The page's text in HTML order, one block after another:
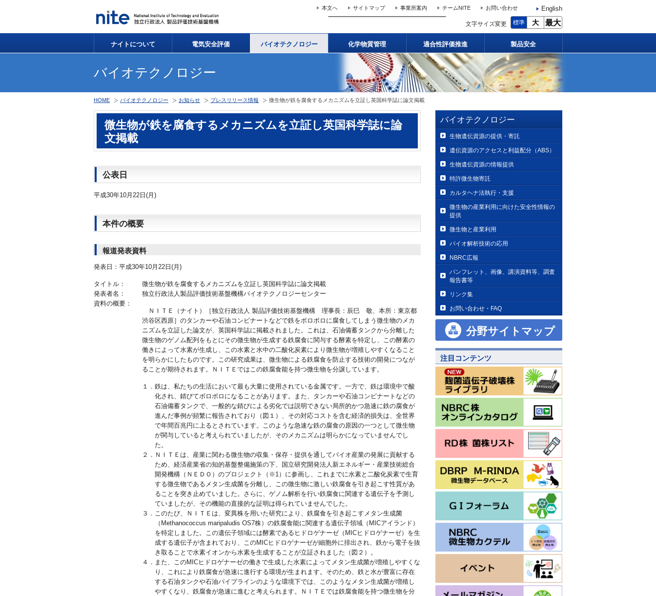
本文へ サイトマップ 事業所案内 チームNITE お問い合わせ English
文字サイズ変更 標準 大 最大
ナイトについて 電気安全評価 バイオテクノロジー 化学物質管理 適合性評価推進 製品安全
バイオテクノロジー
HOME バイオテクノロジー お知らせ プレスリリース情報 微生物が鉄を腐食するメカニズムを立証し英国科学誌に論文掲載
微生物が鉄を腐食するメカニズムを立証し英国科学誌に論
文掲載
公表日
平成30年10月22日(月)
本件の概要
報道発表資料
発表日：平成30年10月22日(月)
タイトル：
微生物が鉄を腐食するメカニズムを立証し英国科学誌に論文掲載
発表者名：
独立行政法人製品評価技術基盤機構バイオテクノロジーセンター
資料の概要：
ＮＩＴＥ（ナイト）［独立行政法人 製品評価技術基盤機構 理事長：辰巳 敬、本所：東京都
渋谷区西原］のタンカーや石油コンビナートなどで鉄をボロボロに腐食してしまう微生物のメカ
ニズムを立証した論文が、英国科学誌に掲載されました。これは、石油備蓄タンクから分離した
微生物のゲノム配列をもとにその微生物が生成する鉄腐食に関与する酵素を特定し、この酵素の
働きによって水素が生成し、この水素と水中の二酸化炭素により微生物が増殖しやすくなること
を明らかにしたものです。この研究成果は、微生物による鉄腐食を防止する技術の開発につなが
ることが期待されます。ＮＩＴＥではこの鉄腐食能を持つ微生物を分譲しています。
１．鉄は、私たちの生活において最も大量に使用されている金属です。一方で、鉄は環境中で酸
化され、錆びてボロボロになることがあります。また、タンカーや石油コンビナートなどの
石油備蓄タンクで、一般的な錆びによる劣化では説明できない局所的かつ急速に鉄の腐食が
進んだ事例が頻繁に報告されており（図１）、その対応コストを含む経済的損失は、全世界
で年間百兆円に上るとされています。このような急速な鉄の腐食の原因の一つとして微生物
が関与していると考えられていましたが、そのメカニズムは明らかになっていませんでし
た。
２．ＮＩＴＥは、産業に関わる微生物の収集・保存・提供を通してバイオ産業の発展に貢献する
ため、経済産業省の知的基盤整備施策の下、国立研究開発法人新エネルギー・産業技術総合
開発機構（ＮＥＤＯ）のプロジェクト（※1）に参画し、これまでに水素と二酸化炭素で生育
する微生物であるメタン生成菌を分離し、この微生物に激しい鉄腐食を引き起こす性質があ
ることを突き止めていました。さらに、ゲノム解析を行い鉄腐食に関連する遺伝子を予測し
ていましたが、その機能の直接的な証明は得られていませんでした。
３．このたび、ＮＩＴＥは、変異株を用いた研究により、鉄腐食を引き起こすメタン生成菌
（Methanococcus maripaludis OS7株）の鉄腐食能に関連する遺伝子領域（MICアイランド）
を特定しました。この遺伝子領域には酵素であるヒドロゲナーゼ（MICヒドロゲナーゼ）を生
成する遺伝子が含まれており、このMICヒドロゲナーゼが細胞外に排出され、鉄から電子を抜
き取ることで水素イオンから水素を生成することが立証されました（図２）。
４．また、このMICヒドロゲナーゼの働きで生成した水素によってメタン生成菌が増殖しやすくな
り、これにより鉄腐食が急速に進行する環境が生まれます。そのため、鉄と水が豊富に存在
する石油タンクや石油パイプラインのような環境下では、このようなメタン生成菌が増殖し
やすくなり、鉄腐食が急速に進むと考えられます。ＮＩＴＥでは鉄腐食能を持つ微生物を分
バイオテクノロジー
生物遺伝資源の提供・寄託
遺伝資源のアクセスと利益配分（ABS）
生物遺伝資源の情報提供
特許微生物寄託
カルタヘナ法執行・支援
微生物の産業利用に向けた安全性情報の
提供
微生物と産業利用
バイオ解析技術の応用
NBRC広報
パンフレット、画像、講演資料等、調査
報告書等
リンク集
お問い合わせ・FAQ
分野サイトマップ
注目コンテンツ